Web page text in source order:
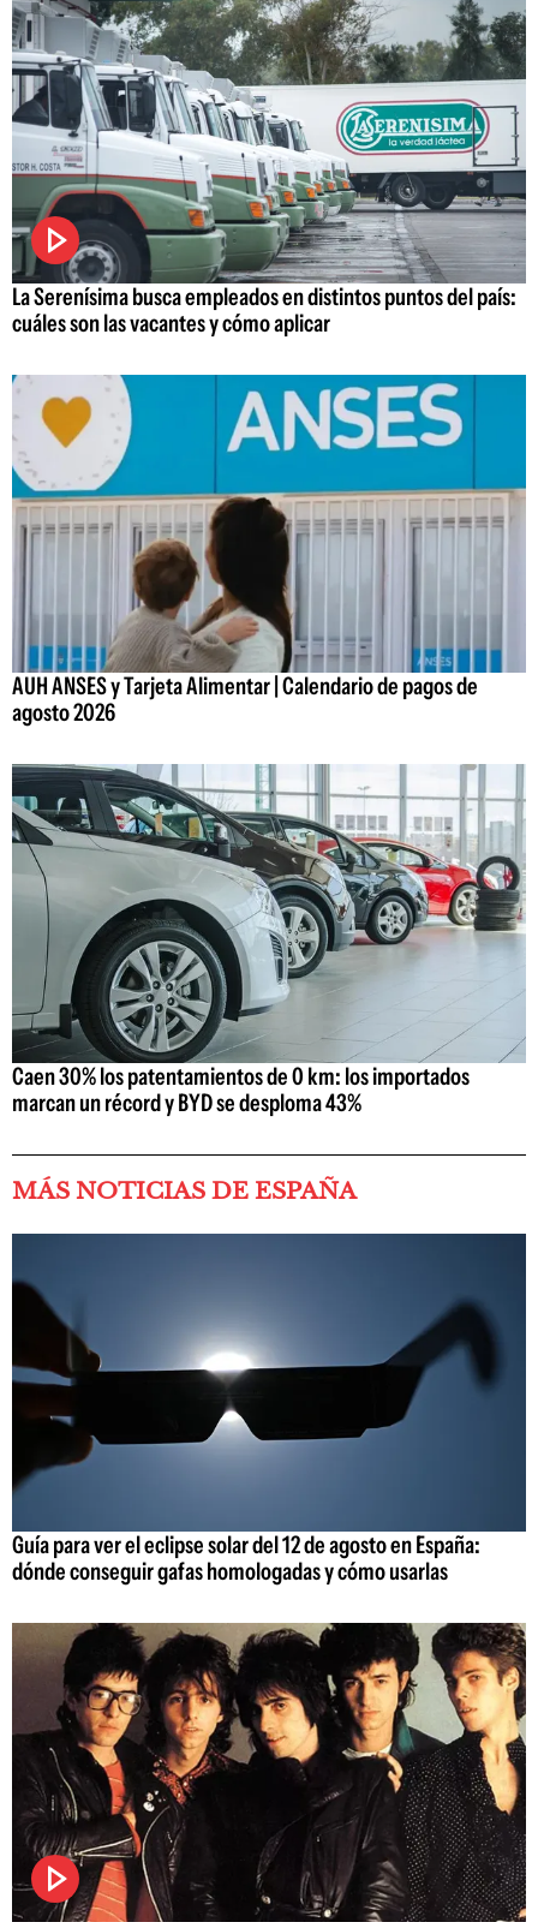
La Serenísima busca empleados en distintos puntos del país:
cuáles son las vacantes y cómo aplicar
AUH ANSES y Tarjeta Alimentar | Calendario de pagos de
agosto 2026
Caen 30% los patentamientos de 0 km: los importados
marcan un récord y BYD se desploma 43%
MÁS NOTICIAS DE ESPAÑA
Guía para ver el eclipse solar del 12 de agosto en España:
dónde conseguir gafas homologadas y cómo usarlas